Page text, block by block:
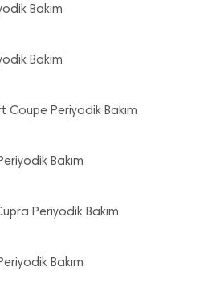
Bakım
Bakım
Coupe Periyodik Bakım
Bakım
Periyodik Bakım
Bakım